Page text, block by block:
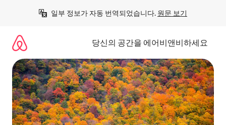
일부 정보가 자동 번역되었습니다. 원문 보기
당신의 공간을 에어비앤비하세요